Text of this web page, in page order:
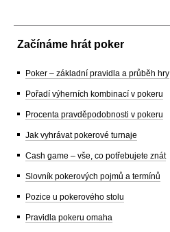
Začínáme hrát poker
Poker – základní pravidla a průběh hry
Pořadí výherních kombinací v pokeru
Procenta pravděpodobnosti v pokeru
Jak vyhrávat pokerové turnaje
Cash game – vše, co potřebujete znát
Slovník pokerových pojmů a termínů
Pozice u pokerového stolu
Pravidla pokeru omaha